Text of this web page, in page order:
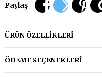
Paylaş
ÜRÜN ÖZELLIKLERI
ÖDEME SEÇENEKLERI